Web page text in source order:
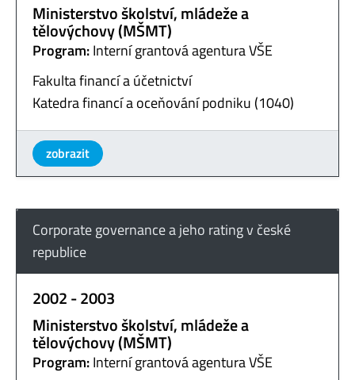
Ministerstvo školství, mládeže a
tělovýchovy (MŠMT)
Program:Interní grantová agentura VŠE
Fakulta financí a účetnictví
Katedra financí a oceňování podniku (1040)
zobrazit
Corporate governance a jeho rating v české
republice
2002 - 2003
Ministerstvo školství, mládeže a
tělovýchovy (MŠMT)
Program:Interní grantová agentura VŠE